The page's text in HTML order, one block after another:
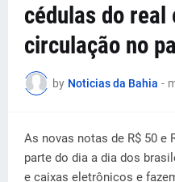
cédulas do real
circulação no
by Noticias da Bahia -
As novas notas de R$ 50 e
parte do dia a dia dos
e caixas eletrônicos e